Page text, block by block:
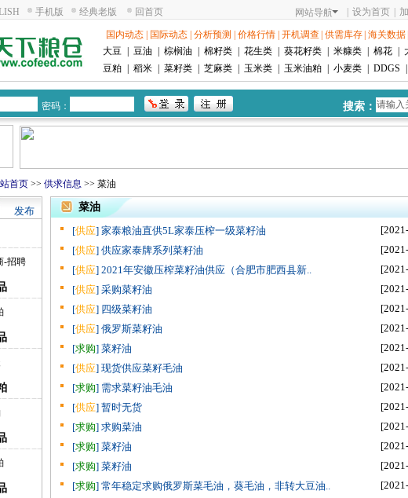
手机版 经典老版 回首页 网站导航 设为首页
国内动态 国际动态 分析预测 价格行情 开机调查 供需库存 海关数据
大豆
豆油 棕榈油 棉籽类 花生类 葵花籽类 米糠类 棉花
豆粕
稻米 菜籽类 芝麻类 玉米类 玉米油粕 小麦类 DDGS
密码： 搜索：
首页 >> 供求信息 >> 菜油
发布
-招聘
菜油
[供应] 家泰粮油直供5L家泰压榨一级菜籽油
[供应] 供应家泰牌系列菜籽油
[供应] 2021年安徽压榨菜籽油供应（合肥市肥西县新..
[供应] 采购菜籽油
[供应] 四级菜籽油
[供应] 俄罗斯菜籽油
[求购] 菜籽油
[供应] 现货供应菜籽毛油
[求购] 需求菜籽油毛油
[供应] 暂时无货
[求购] 求购菜油
[求购] 菜籽油
[求购] 菜籽油
[求购] 常年稳定求购俄罗斯菜毛油，葵毛油，非转大豆油..